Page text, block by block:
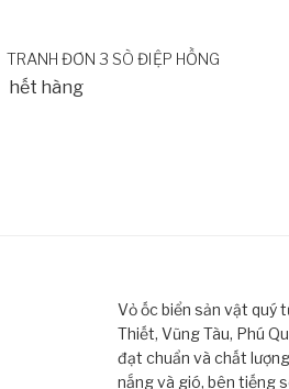
TRANH ĐƠN 3 SÒ ĐIỆP HỒNG
hết hàng
Vỏ ốc biển sản vật quý
Thiết, Vũng Tàu, Phú
đạt chuẩn và chất
nắng và gió, bên tiếng